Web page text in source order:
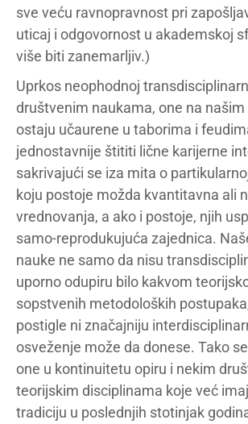
sve veću ravnopravnost pri
uticaj i odgovornost u akademskoj
više biti zanemarljiv.)
Uprkos neophodnoj
društvenim naukama, one na
ostaju učaurene u taborima i
jednostavnije štititi lične karijerne
sakrivajući se iza mita o
koju postoje možda kvantitavna ali
vrednovanja, a ako i postoje, njih
samo-reprodukujuća zajednica.
nauke ne samo da nisu
uporno odupiru bilo kakvom
sopstvenih metodoloških
postigle ni značajniju
osveženje može da donese. Tako
one u kontinuitetu opiru i nekim
teorijskim disciplinama koje već
tradiciju u poslednjih stotinjak